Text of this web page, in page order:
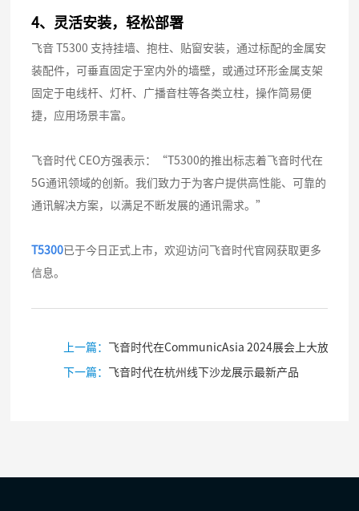
4、灵活安装，轻松部署
飞音 T5300 支持挂墙、抱柱、贴窗安装，通过标配的金属安
装配件，可垂直固定于室内外的墙壁，或通过环形金属支架
固定于电线杆、灯杆、广播音柱等各类立柱，操作简易便
捷，应用场景丰富。
飞音时代 CEO方强表示：“T5300的推出标志着飞音时代在
5G通讯领域的创新。我们致力于为客户提供高性能、可靠的
通讯解决方案，以满足不断发展的通讯需求。”
T5300已于今日正式上市，欢迎访问飞音时代官网获取更多
信息。
上一篇： 飞音时代在CommunicAsia 2024展会上大放异彩
下一篇： 飞音时代在杭州线下沙龙展示最新产品